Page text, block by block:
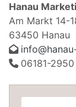
Hanau
Am Markt 14-
63450 Hanau
06181-